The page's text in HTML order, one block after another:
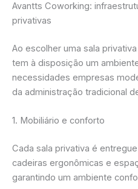
Avantts Coworking:
privativas
Ao escolher uma sala
tem à disposição um
necessidades empresas
da administração tradicional
1. Mobiliário e conforto
Cada sala privativa é
cadeiras ergonômicas e
garantindo um ambiente